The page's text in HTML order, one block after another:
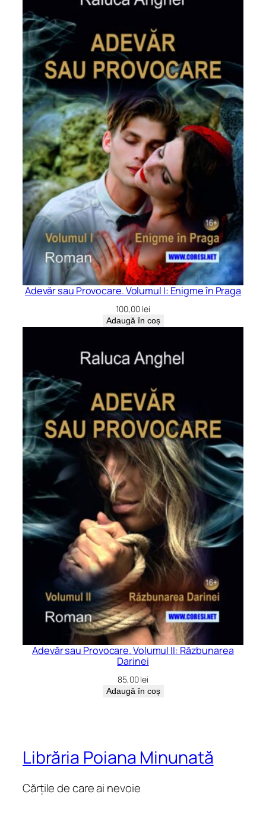
Adevăr sau Provocare. Volumul I: Enigme în Praga
100,00 lei
Adaugă în coș
Adevăr sau Provocare. Volumul II: Răzbunarea
Darinei
85,00lei
Adaugă în coș
Librăria Poiana Minunată
Cărțile de care ai nevoie